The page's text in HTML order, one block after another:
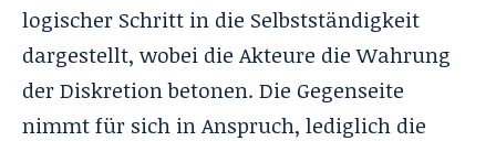
logischer Schritt in die Selbstständigkeit
dargestellt, wobei die Akteure die Wahrung
der Diskretion betonen. Die Gegenseite
nimmt für sich in Anspruch, lediglich die